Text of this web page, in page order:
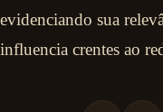
evidenciando sua
influencia crentes ao